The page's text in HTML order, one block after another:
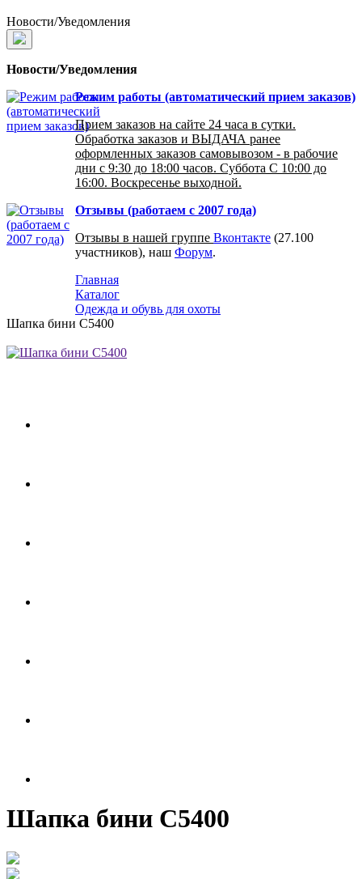
Новости/Уведомления
Новости/Уведомления
Режим работы (автоматический прием заказов)
Прием заказов на сайте 24 часа в сутки.
Обработка заказов и ВЫДАЧА ранее
оформленных заказов самовывозом - в рабочие
дни с 9:30 до 18:00 часов. Суббота С 10:00 до
16:00. Воскресенье выходной.
Отзывы (работаем с 2007 года)
Отзывы в нашей группе Вконтакте (27.100
участников), наш Форум.
Главная
Каталог
Одежда и обувь для охоты
Шапка бини С5400
Шапка бини С5400